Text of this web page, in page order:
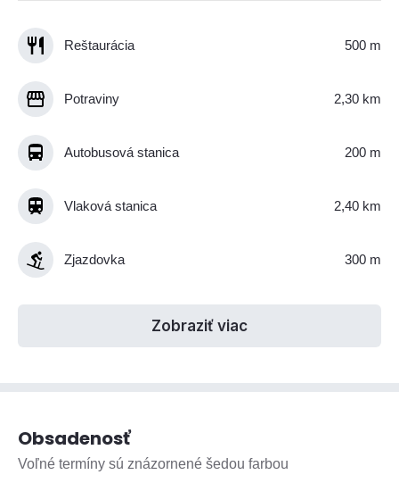
Reštaurácia 500 m
Potraviny 2,30 km
Autobusová stanica 200 m
Vlaková stanica 2,40 km
Zjazdovka 300 m
Zobraziť viac
Obsadenosť
Voľné termíny sú znázornené šedou farbou